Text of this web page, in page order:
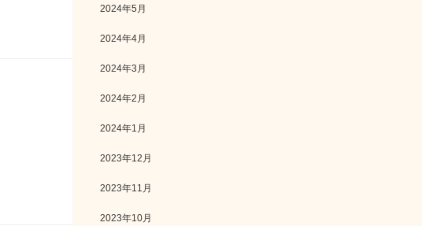
2024年5月
2024年4月
2024年3月
2024年2月
2024年1月
2023年12月
2023年11月
2023年10月